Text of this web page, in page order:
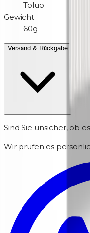
Toluol
Gewicht
60g
Versand & Rückgabe
Sind Sie unsicher, ob
Wir prüfen es